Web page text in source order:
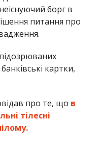
борг в
питання про
картки,
про те, що в
тілесні